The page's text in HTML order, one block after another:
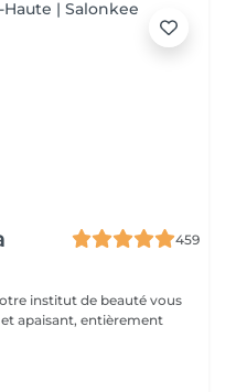
459
institut de beauté vous
apaisant, entièrement